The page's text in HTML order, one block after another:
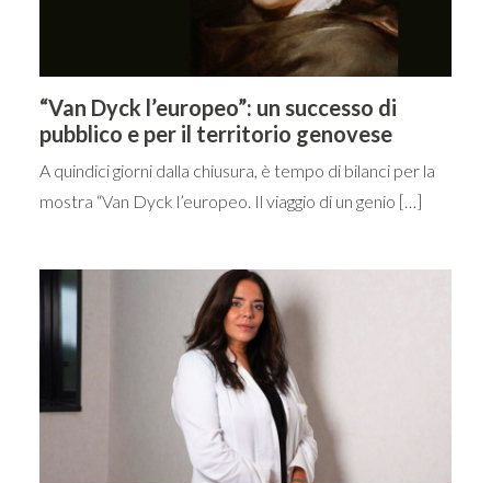
“Van Dyck l’europeo”: un successo di
pubblico e per il territorio genovese
A quindici giorni dalla chiusura, è tempo di bilanci per la
mostra “Van Dyck l’europeo. Il viaggio di un genio […]